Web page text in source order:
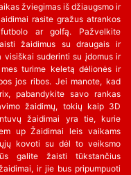
žviegimas iš džiaugsmo ir
rasite gražus atrankos
ar golfą. Pažvelkite
žaidimus su draugais ir
visiškai suderinti su įdomus ir
turime keletą dėlionės ir
jos ribos. Jei manote, kad
pabandykite savo rankas
žaidimų, tokių kaip 3D
žaidimai yra tie, kurie
up Žaidimai leis vaikams
kovoti su dėl to veiksmo
galite žaisti tūkstančius
ir jie bus pripumpuoti